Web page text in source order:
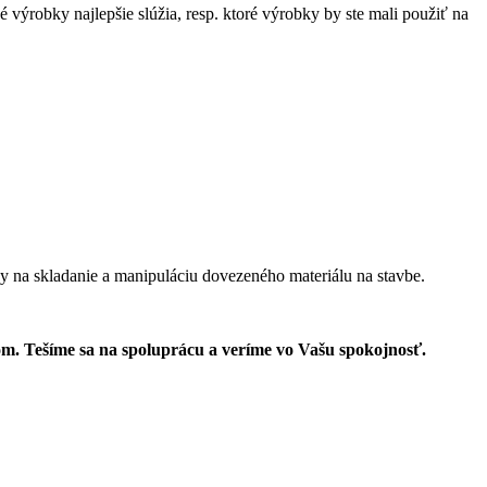
výrobky najlepšie slúžia, resp. ktoré výrobky by ste mali použiť na
skladanie a manipuláciu dovezeného materiálu na stavbe.
Tešíme sa na spoluprácu a veríme vo Vašu spokojnosť.